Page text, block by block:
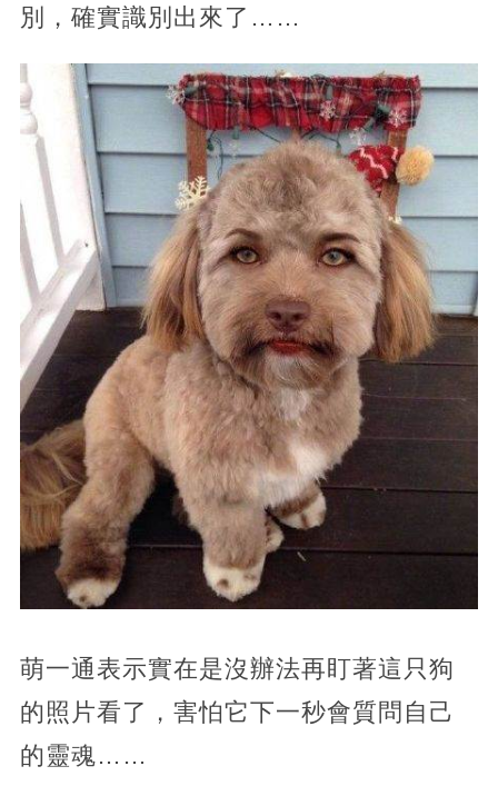
別，確實識別出來了……
萌一通表示實在是沒辦法再盯著這只狗
的照片看了，害怕它下一秒會質問自己
的靈魂……